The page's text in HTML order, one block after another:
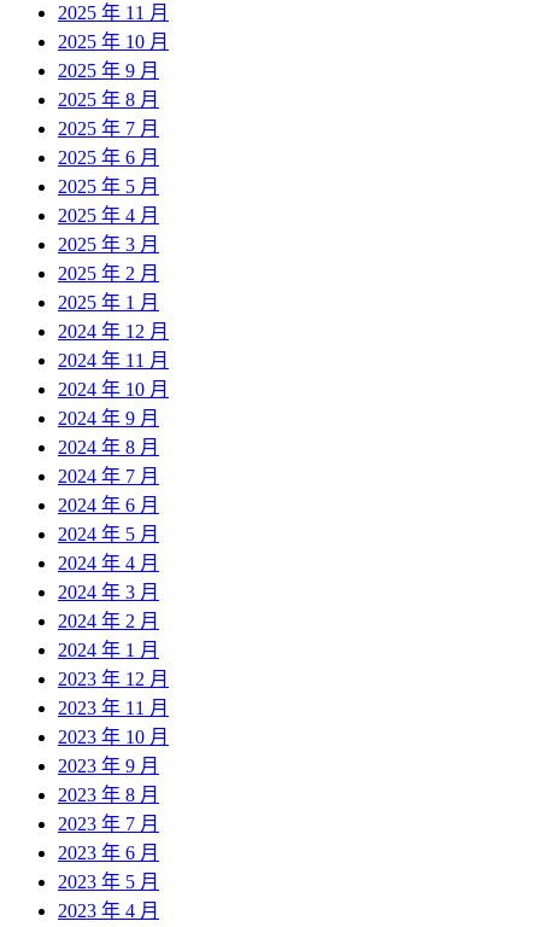
2025 年 11 月
2025 年 10 月
2025 年 9 月
2025 年 8 月
2025 年 7 月
2025 年 6 月
2025 年 5 月
2025 年 4 月
2025 年 3 月
2025 年 2 月
2025 年 1 月
2024 年 12 月
2024 年 11 月
2024 年 10 月
2024 年 9 月
2024 年 8 月
2024 年 7 月
2024 年 6 月
2024 年 5 月
2024 年 4 月
2024 年 3 月
2024 年 2 月
2024 年 1 月
2023 年 12 月
2023 年 11 月
2023 年 10 月
2023 年 9 月
2023 年 8 月
2023 年 7 月
2023 年 6 月
2023 年 5 月
2023 年 4 月